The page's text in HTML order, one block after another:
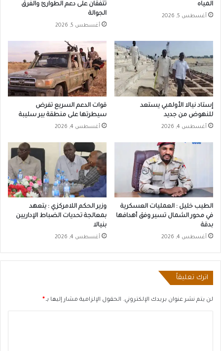
المياه
أغسطس 5, 2026
تتفقان على دعم الطوارئ والفرق
الجوالة
أغسطس 5, 2026
إستاد نيالا الأولمبي يستعد
للنهوض من جديد
أغسطس 4, 2026
قوات الدعم السريع تفرض
سيطرتها على منطقة بير سليبة
أغسطس 4, 2026
الطيب خليل : العمليات العسكرية
في محور الشمال تسير وفق أهدافها
بدقة
أغسطس 4, 2026
وزير الحكم اللامركزي : يتعهد
بمعالجة تحديات الضباط الإداريين
بنيالا
أغسطس 4, 2026
اترك تعليقاً
لن يتم نشر عنوان بريدك الإلكتروني. الحقول الإلزامية مشار إليها بـ *